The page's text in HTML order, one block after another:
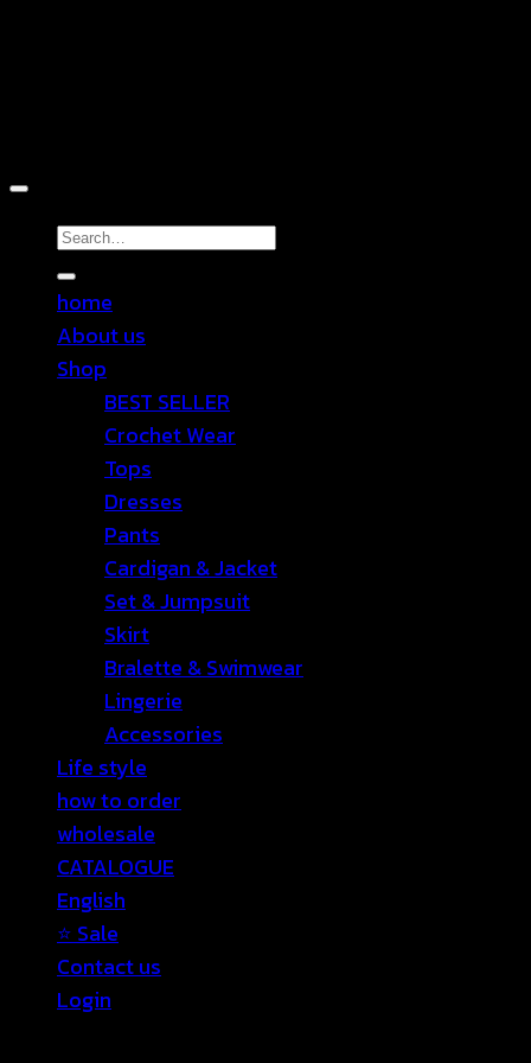
Search
for:
home
About us
Shop
BEST SELLER
Crochet Wear
Tops
Dresses
Pants
Cardigan & Jacket
Set & Jumpsuit
Skirt
Bralette & Swimwear
Lingerie
Accessories
Life style
how to order
wholesale
CATALOGUE
English
⭐ Sale
Contact us
Login